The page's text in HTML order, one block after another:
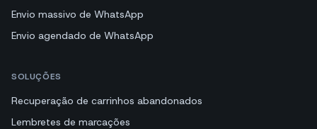
Envio massivo de WhatsApp
Envio agendado de WhatsApp
SOLUÇÕES
Recuperação de carrinhos abandonados
Lembretes de marcações